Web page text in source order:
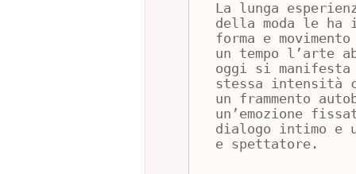
La lunga
della moda le ha
forma e
un tempo l’arte
oggi si
stessa intensità
un frammento
un’emozione
dialogo intimo e
e spettatore.